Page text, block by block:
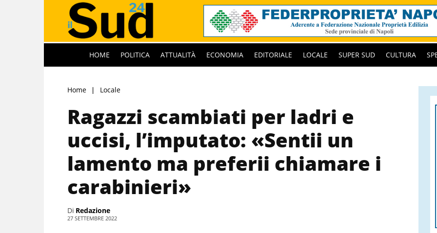
HOME POLITICA ATTUALITÀ ECONOMIA EDITORIALE LOCALE SUPER SUD CULTURA
Home Locale
Ragazzi scambiati per ladri e
uccisi, l’imputato: «Sentii un
lamento ma preferii chiamare i
carabinieri»
Di Redazione
27 SETTEMBRE 2022